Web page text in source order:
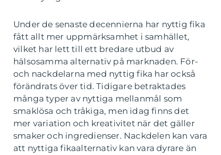
Under de senaste decennierna har nyttig fika
fått allt mer uppmärksamhet i samhället,
vilket har lett till ett bredare utbud av
hälsosamma alternativ på marknaden. För-
och nackdelarna med nyttig fika har också
förändrats över tid. Tidigare betraktades
många typer av nyttiga mellanmål som
smaklösa och tråkiga, men idag finns det
mer variation och kreativitet när det gäller
smaker och ingredienser. Nackdelen kan vara
att nyttiga fikaalternativ kan vara dyrare än